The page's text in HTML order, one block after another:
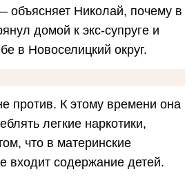
объясняет Николай, почему в
домой к экс-супруге и
в Новоселицкий округ.
против. К этому времени она
легкие наркотики,
что в материнские
входит содержание детей.